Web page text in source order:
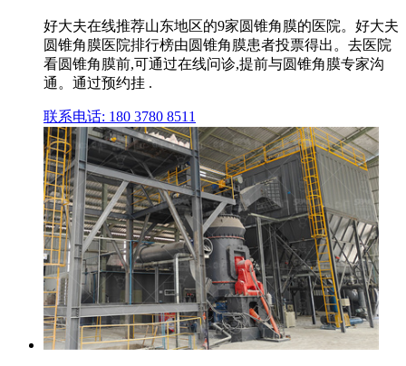
好大夫在线推荐山东地区的9家圆锥角膜的医院。好大夫
圆锥角膜医院排行榜由圆锥角膜患者投票得出。去医院
看圆锥角膜前,可通过在线问诊,提前与圆锥角膜专家沟
通。通过预约挂 .
联系电话: 180 3780 8511